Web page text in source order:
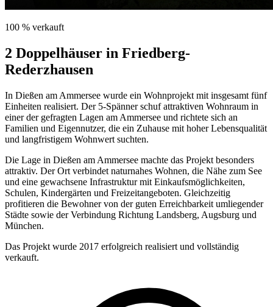
100 % verkauft
2 Doppelhäuser in Friedberg-
Rederzhausen
In Dießen am Ammersee wurde ein Wohnprojekt mit insgesamt fünf
Einheiten realisiert. Der 5-Spänner schuf attraktiven Wohnraum in
einer der gefragten Lagen am Ammersee und richtete sich an
Familien und Eigennutzer, die ein Zuhause mit hoher Lebensqualität
und langfristigem Wohnwert suchten.
Die Lage in Dießen am Ammersee machte das Projekt besonders
attraktiv. Der Ort verbindet naturnahes Wohnen, die Nähe zum See
und eine gewachsene Infrastruktur mit Einkaufsmöglichkeiten,
Schulen, Kindergärten und Freizeitangeboten. Gleichzeitig
profitieren die Bewohner von der guten Erreichbarkeit umliegender
Städte sowie der Verbindung Richtung Landsberg, Augsburg und
München.
Das Projekt wurde 2017 erfolgreich realisiert und vollständig
verkauft.